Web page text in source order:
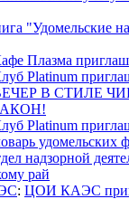
"Удомельские
Плазма
Platinum
В СТИЛЕ
Platinum
удомельских
надзорной
рай
: ЦОИ КАЭС